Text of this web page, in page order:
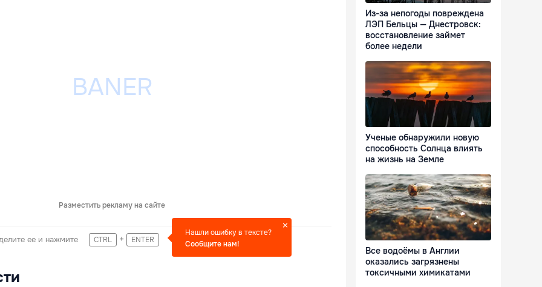
Разместить рекламу на сайте
ее и нажмите CTRL + ENTER
Нашли ошибку в тексте?
Сообщите нам!
Из-за непогоды повреждена
ЛЭП Бельцы — Днестровск:
восстановление займет
более недели
Ученые обнаружили новую
способность Солнца влиять
на жизнь на Земле
Все водоёмы в Англии
оказались загрязнены
токсичными химикатами